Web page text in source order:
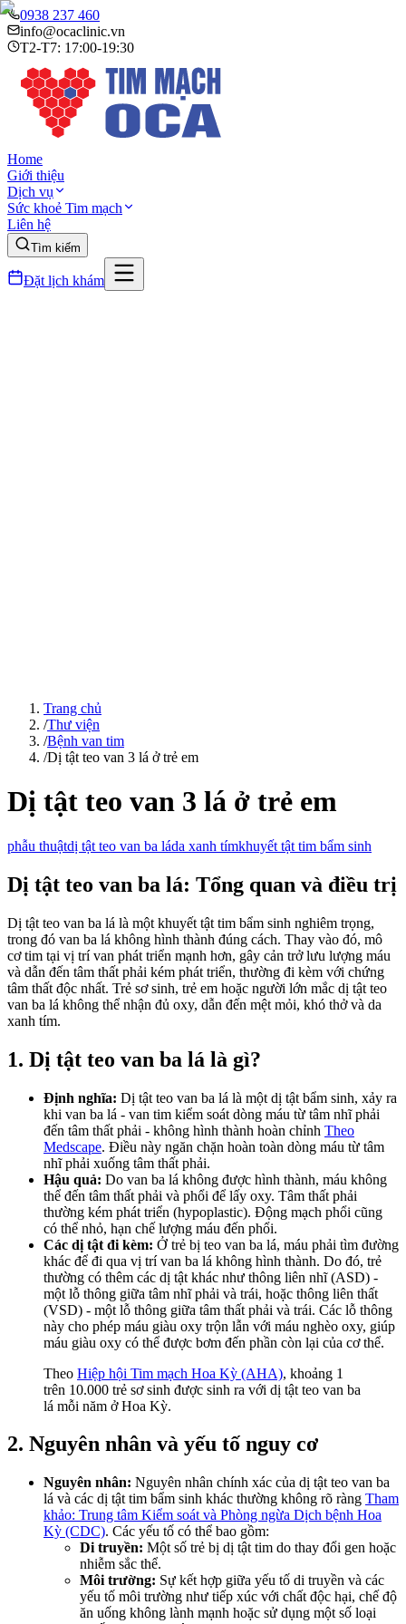
0938 237 460
info@ocaclinic.vn
T2-T7: 17:00-19:30
Home
Giới thiệu
Dịch vụ
Sức khoẻ Tim mạch
Liên hệ
Tìm kiếm
Đặt lịch khám
Trang chủ
/Thư viện
/Bệnh van tim
/Dị tật teo van 3 lá ở trẻ em
Dị tật teo van 3 lá ở trẻ em
phẫu thuậtdị tật teo van ba láda xanh tímkhuyết tật tim bẩm sinh
Dị tật teo van ba lá: Tổng quan và điều trị
Dị tật teo van ba lá là một khuyết tật tim bẩm sinh nghiêm trọng,
trong đó van ba lá không hình thành đúng cách. Thay vào đó, mô
cơ tim tại vị trí van phát triển mạnh hơn, gây cản trở lưu lượng máu
và dẫn đến tâm thất phải kém phát triển, thường đi kèm với chứng
tâm thất độc nhất. Trẻ sơ sinh, trẻ em hoặc người lớn mắc dị tật teo
van ba lá không thể nhận đủ oxy, dẫn đến mệt mỏi, khó thở và da
xanh tím.
1. Dị tật teo van ba lá là gì?
Định nghĩa: Dị tật teo van ba lá là một dị tật bẩm sinh, xảy ra
khi van ba lá - van tim kiểm soát dòng máu từ tâm nhĩ phải
đến tâm thất phải - không hình thành hoàn chỉnh Theo
Medscape. Điều này ngăn chặn hoàn toàn dòng máu từ tâm
nhĩ phải xuống tâm thất phải.
Hậu quả: Do van ba lá không được hình thành, máu không
thể đến tâm thất phải và phổi để lấy oxy. Tâm thất phải
thường kém phát triển (hypoplastic). Động mạch phổi cũng
có thể nhỏ, hạn chế lượng máu đến phổi.
Các dị tật đi kèm: Ở trẻ bị teo van ba lá, máu phải tìm đường
khác để đi qua vị trí van ba lá không hình thành. Do đó, trẻ
thường có thêm các dị tật khác như thông liên nhĩ (ASD) -
một lỗ thông giữa tâm nhĩ phải và trái, hoặc thông liên thất
(VSD) - một lỗ thông giữa tâm thất phải và trái. Các lỗ thông
này cho phép máu giàu oxy trộn lẫn với máu nghèo oxy, giúp
máu giàu oxy có thể được bơm đến phần còn lại của cơ thể.
Theo Hiệp hội Tim mạch Hoa Kỳ (AHA), khoảng 1
trên 10.000 trẻ sơ sinh được sinh ra với dị tật teo van ba
lá mỗi năm ở Hoa Kỳ.
2. Nguyên nhân và yếu tố nguy cơ
Nguyên nhân: Nguyên nhân chính xác của dị tật teo van ba
lá và các dị tật tim bẩm sinh khác thường không rõ ràng Tham
khảo: Trung tâm Kiểm soát và Phòng ngừa Dịch bệnh Hoa
Kỳ (CDC). Các yếu tố có thể bao gồm:
Di truyền: Một số trẻ bị dị tật tim do thay đổi gen hoặc
nhiễm sắc thể.
Môi trường: Sự kết hợp giữa yếu tố di truyền và các
yếu tố môi trường như tiếp xúc với chất độc hại, chế độ
ăn uống không lành mạnh hoặc sử dụng một số loại